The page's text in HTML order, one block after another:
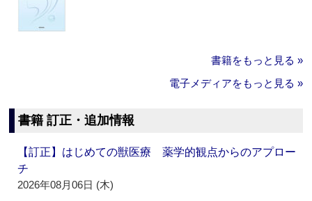
書籍をもっと見る »
電子メディアをもっと見る »
書籍 訂正・追加情報
【訂正】はじめての獣医療 薬学的観点からのアプロー
チ
2026年08月06日 (木)